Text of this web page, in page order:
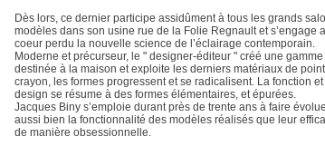
Dès lors, ce dernier participe assidûment à tous les grands
modèles dans son usine rue de la Folie Regnault et
coeur perdu la nouvelle science de l’éclairage contemporain.
Moderne et précurseur, le " designer-éditeur " créé une
destinée à la maison et exploite les derniers matériaux de
crayon, les formes progressent et se radicalisent. La fonction
design se résume à des formes élémentaires, et épurées.
Jacques Biny s’emploie durant près de trente ans à faire
aussi bien la fonctionnalité des modèles réalisés que leur
de manière obsessionnelle.